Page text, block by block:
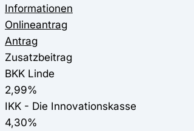
Informationen
Onlineantrag
Antrag
Zusatzbeitrag
BKK Linde
2,99%
IKK - Die Innovationskasse
4,30%